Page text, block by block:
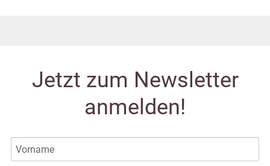
Jetzt zum Newsletter
anmelden!